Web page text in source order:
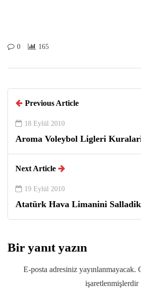
0 165
Previous Article
18 Eylül 2010
Aroma Voleybol Ligleri
Next Article
19 Eylül 2010
Atatürk Hava Limanini Salladik
Bir yanıt yazın
E-posta adresiniz yayınlanmayacak.
işaretlenmişlerdir